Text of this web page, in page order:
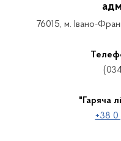
76015, м. Івано-
"Гаряча
+38 0